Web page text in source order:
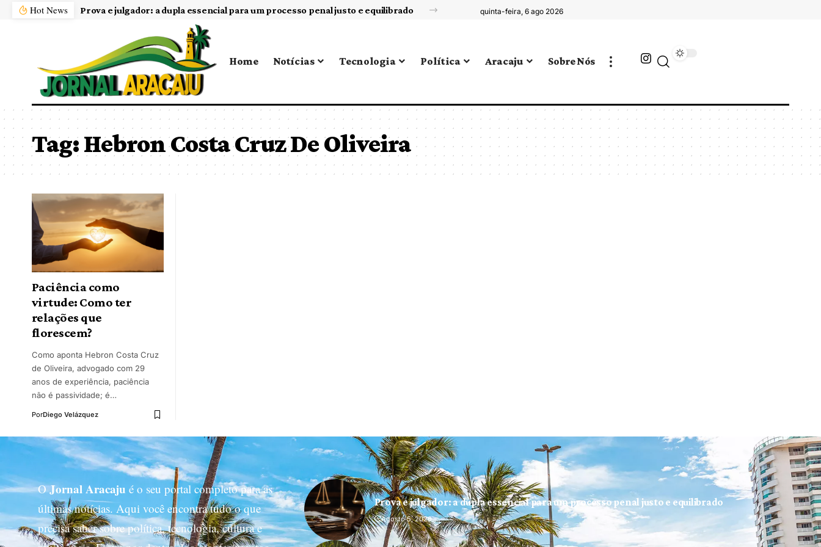
Hot News Prova e julgador: a dupla essencial para um processo penal justo e equilibrado quinta-feira, 6 ago 2026
Home Notícias Tecnologia Política Aracaju Sobre Nós
Tag:Hebron Costa Cruz De Oliveira
Paciência como
virtude: Como ter
relações que
florescem?
Como aponta Hebron Costa Cruz
de Oliveira, advogado com 29
anos de experiência, paciência
não é passividade; é…
PorDiego Velázquez
OJornal Aracaju é o seu portal completo para as
últimas notícias. Aqui você encontra tudo o que
precisa saber sobre política, tecnologia, cultura e
Prova e julgador: a dupla essencial para um processo penal justo e equilibrado
Agosto 5, 2026